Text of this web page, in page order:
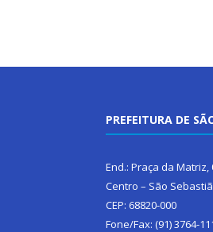
PREFEITURA DE
End.: Praça da Matriz,
Centro – São
CEP: 68820-000
Fone/Fax: (91) 3764-